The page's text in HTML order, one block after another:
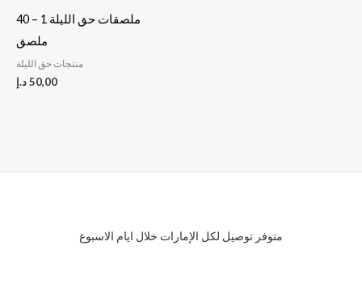
ملصقات حق الليلة 1 – 40
ملصق
منتجات حق الليلة
50,00د.إ
متوفر توصيل لكل الإمارات خلال ايام الاسبوع